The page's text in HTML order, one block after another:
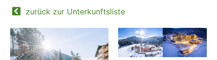
zurück zur Unterkunftsliste